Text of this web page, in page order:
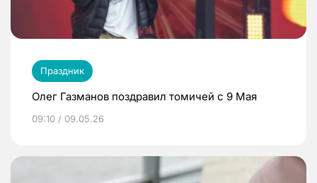
Праздник
Олег Газманов поздравил томичей с 9 Мая
09:10 / 09.05.26